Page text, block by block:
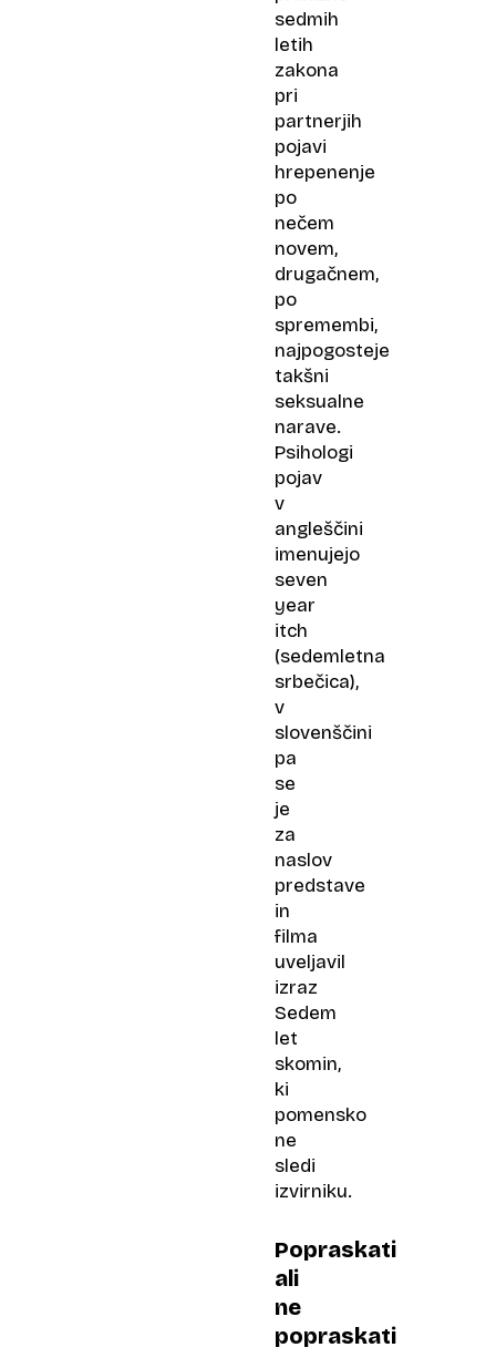
sedmih
letih
zakona
pri
partnerjih
pojavi
hrepenenje
po
nečem
novem,
drugačnem,
po
spremembi,
najpogosteje
takšni
seksualne
narave.
Psihologi
pojav
v
angleščini
imenujejo
seven
year
itch
(sedemletna
srbečica),
v
slovenščini
pa
se
je
za
naslov
predstave
in
filma
uveljavil
izraz
Sedem
let
skomin,
ki
pomensko
ne
sledi
izvirniku.
Popraskati
ali
ne
popraskati